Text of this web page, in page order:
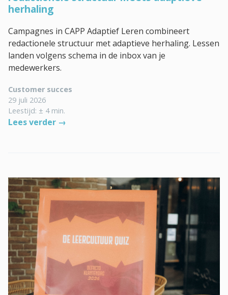
herhaling
Campagnes in CAPP Adaptief Leren combineert
redactionele structuur met adaptieve herhaling. Lessen
landen volgens schema in de inbox van je
medewerkers.
Customer succes
29 juli 2026
Leestijd: ± 4 min.
Lees verder →